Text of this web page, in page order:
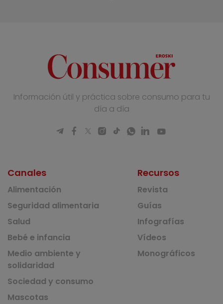
Información útil y práctica sobre consumo para tu
día a día
Canales
Alimentación
Seguridad alimentaria
Salud
Bebé e infancia
Medio ambiente y
solidaridad
Sociedad y consumo
Mascotas
Recursos
Revista
Guías
Infografías
Vídeos
Monográficos